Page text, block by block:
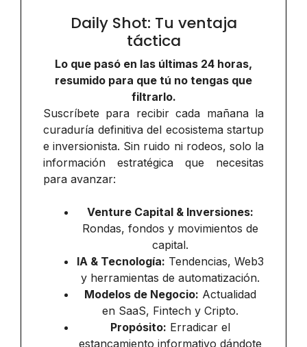
Daily Shot: Tu ventaja
táctica
Lo que pasó en las últimas 24 horas,
resumido para que tú no tengas que
filtrarlo.
Suscríbete para recibir cada mañana la
curaduría definitiva del ecosistema startup
e inversionista. Sin ruido ni rodeos, solo la
información estratégica que necesitas
para avanzar:
Venture Capital & Inversiones:
Rondas, fondos y movimientos de
capital.
IA & Tecnología: Tendencias, Web3
y herramientas de automatización.
Modelos de Negocio: Actualidad
en SaaS, Fintech y Cripto.
Propósito: Erradicar el
estancamiento informativo dándote